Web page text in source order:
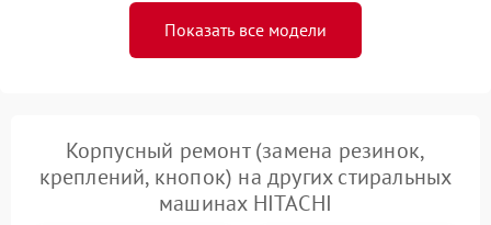
Показать все модели
Корпусный ремонт (замена резинок,
креплений, кнопок) на других стиральных
машинах HITACHI